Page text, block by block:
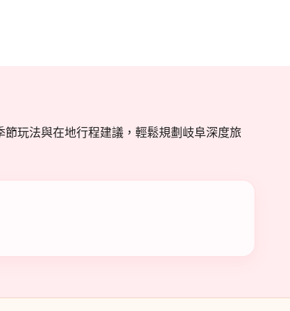
玩法與在地行程建議，輕鬆規劃岐阜深度旅